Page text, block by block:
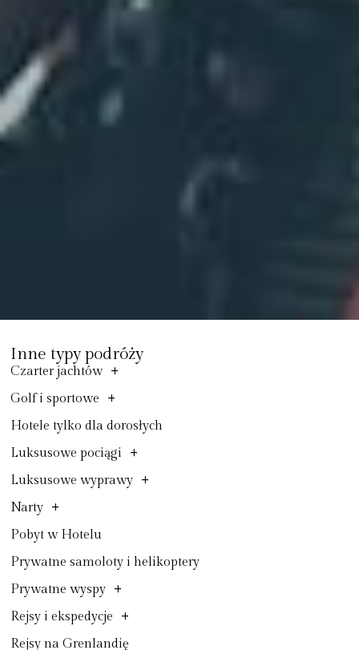
Inne typy podróży
Czarter jachtów +
Golf i sportowe +
Hotele tylko dla dorosłych
Luksusowe pociągi
+
Luksusowe wyprawy +
Narty +
Pobyt w Hotelu
Prywatne samoloty i helikoptery
Prywatne wyspy +
Rejsy i ekspedycje +
Rejsy na Grenlandię